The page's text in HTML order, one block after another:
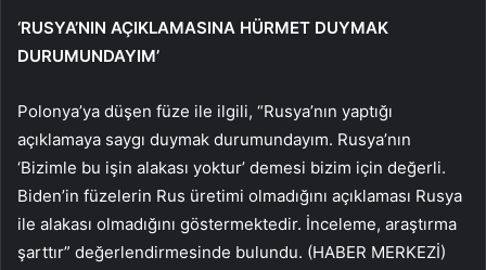
‘RUSYA’NIN AÇIKLAMASINA HÜRMET DUYMAK
DURUMUNDAYIM’
Polonya’ya düşen füze ile ilgili, “Rusya’nın yaptığı
açıklamaya saygı duymak durumundayım. Rusya’nın
‘Bizimle bu işin alakası yoktur’ demesi bizim için değerli.
Biden’in füzelerin Rus üretimi olmadığını açıklaması Rusya
ile alakası olmadığını göstermektedir. İnceleme, araştırma
şarttır” değerlendirmesinde bulundu. (HABER MERKEZİ)